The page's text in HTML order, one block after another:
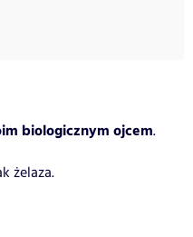
biologicznym ojcem.
żelaza.